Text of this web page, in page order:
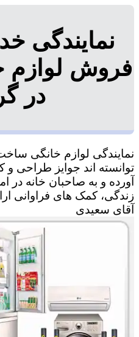
نمایندگی
فروش لوازم
در
نمایندگی لوازم خانگی
توانسته اند جوایز طراحی
آورده و به صاحبان خانه در
آقای سعیدی